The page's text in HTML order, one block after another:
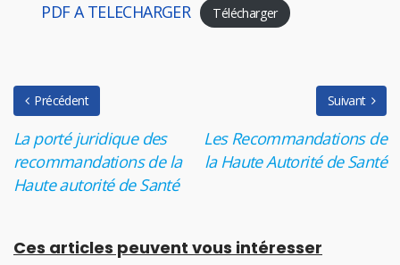
PDF A TELECHARGER Télécharger
Précédent
La porté juridique des
recommandations de la
Haute autorité de Santé
Suivant
Les Recommandations de
la Haute Autorité de Santé
Ces articles peuvent vous intéresser